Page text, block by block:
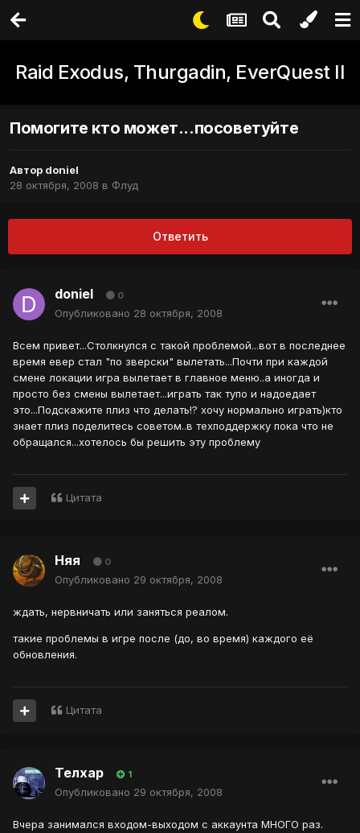
Raid Exodus, Thurgadin, EverQuest II
Помогите кто может...посоветуйте
Автор doniel
28 октября, 2008 в Флуд
Ответить
doniel 0
Опубликовано 28 октября, 2008
Всем привет...Столкнулся с такой проблемой...вот в последнее
время евер стал "по зверски" вылетать...Почти при каждой
смене локации игра вылетает в главное меню..а иногда и
просто без смены вылетает...играть так тупо и надоедает
это...Подскажите плиз что делать!? хочу нормально играть)кто
знает плиз поделитесь советом..в техподдержку пока что не
обращался...хотелось бы решить эту проблему
Цитата
Няя 0
Опубликовано 29 октября, 2008
ждать, нервничать или заняться реалом.
такие проблемы в игре после (до, во время) каждого её
обновления.
Цитата
Телхар 1
Опубликовано 29 октября, 2008
Вчера занимался входом-выходом с аккаунта МНОГО раз.